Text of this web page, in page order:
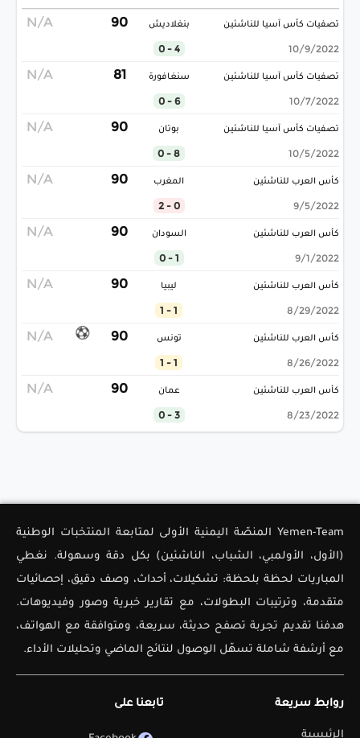
تصفيات كأس آسيا للناشئين
10/9/2022
بنغلاديش
4 - 0
90
N/A
تصفيات كأس آسيا للناشئين
10/7/2022
سنغافورة
6 - 0
81
N/A
تصفيات كأس آسيا للناشئين
10/5/2022
بوتان
8 - 0
90
N/A
كأس العرب للناشئين
9/5/2022
المغرب
0 - 2
90
N/A
كأس العرب للناشئين
9/1/2022
السودان
1 - 0
90
N/A
كأس العرب للناشئين
8/29/2022
ليبيا
1 - 1
90
N/A
كأس العرب للناشئين
8/26/2022
تونس
1 - 1
90
N/A
كأس العرب للناشئين
8/23/2022
عمان
3 - 0
90
N/A
Yemen-Team المنصّة اليمنية الأولى لمتابعة المنتخبات الوطنية
(الأول، الأولمبي، الشباب، الناشئين) بكل دقة وسهولة. نغطي
المباريات لحظة بلحظة: تشكيلات، أحداث، وصف دقيق، إحصائيات
متقدمة، وترتيبات البطولات، مع تقارير خبرية وصور وفيديوهات.
هدفنا تقديم تجربة تصفح حديثة، سريعة، ومتوافقة مع الهواتف،
مع أرشفة شاملة تسهّل الوصول لنتائج الماضي وتحليلات الأداء.
روابط سريعة
الرئيسية
تابعنا على